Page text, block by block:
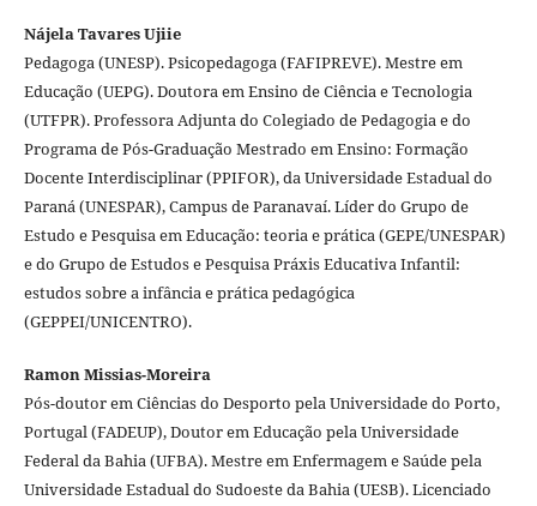
Nájela Tavares Ujiie
Pedagoga (UNESP). Psicopedagoga (FAFIPREVE). Mestre em
Educação (UEPG). Doutora em Ensino de Ciência e Tecnologia
(UTFPR). Professora Adjunta do Colegiado de Pedagogia e do
Programa de Pós-Graduação Mestrado em Ensino: Formação
Docente Interdisciplinar (PPIFOR), da Universidade Estadual do
Paraná (UNESPAR), Campus de Paranavaí. Líder do Grupo de
Estudo e Pesquisa em Educação: teoria e prática (GEPE/UNESPAR)
e do Grupo de Estudos e Pesquisa Práxis Educativa Infantil:
estudos sobre a infância e prática pedagógica
(GEPPEI/UNICENTRO).
Ramon Missias-Moreira
Pós-doutor em Ciências do Desporto pela Universidade do Porto,
Portugal (FADEUP), Doutor em Educação pela Universidade
Federal da Bahia (UFBA). Mestre em Enfermagem e Saúde pela
Universidade Estadual do Sudoeste da Bahia (UESB). Licenciado